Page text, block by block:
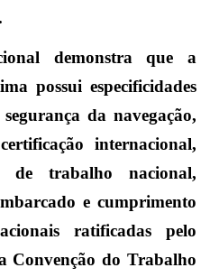
demonstra que a
possui especificidades
da navegação,
internacional,
de trabalho nacional,
e cumprimento
ratificadas pelo
Convenção do Trabalho